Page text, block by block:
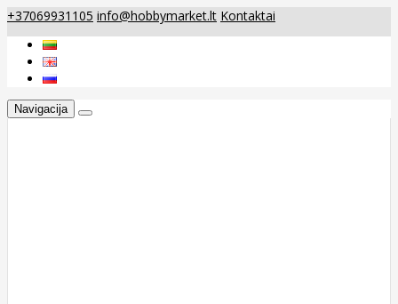
+37069931105 info@hobbymarket.lt Kontaktai
Navigacija